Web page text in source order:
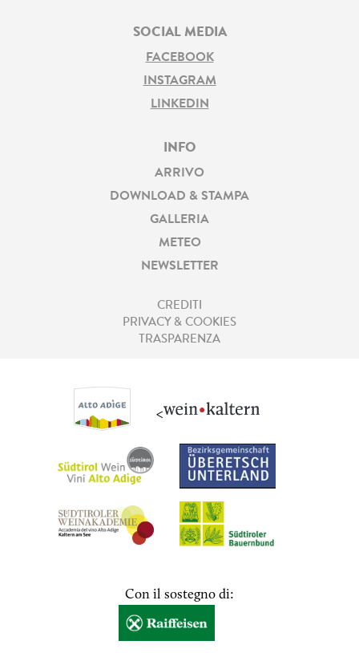
SOCIAL MEDIA
FACEBOOK
INSTAGRAM
LINKEDIN
INFO
ARRIVO
DOWNLOAD & STAMPA
GALLERIA
METEO
NEWSLETTER
CREDITI
PRIVACY & COOKIES
TRASPARENZA
<
Con il sostegno di: